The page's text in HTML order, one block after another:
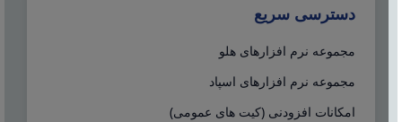
دسترسی سریع
مجموعه نرم افزارهای هلو
مجموعه نرم افزارهای اسپاد
امکانات افزودنی (کیت های عمومی)